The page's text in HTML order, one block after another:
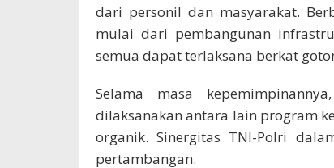
dari personil dan masyarakat.
mulai dari pembangunan
semua dapat terlaksana berkat
Selama masa
dilaksanakan antara lain program
organik. Sinergitas TNI-Polri
pertambangan.